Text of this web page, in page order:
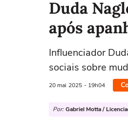
Duda
após
Influenciador
sociais sobre
20 mai 2025 - 19h04
Por: Gabriel Motta /